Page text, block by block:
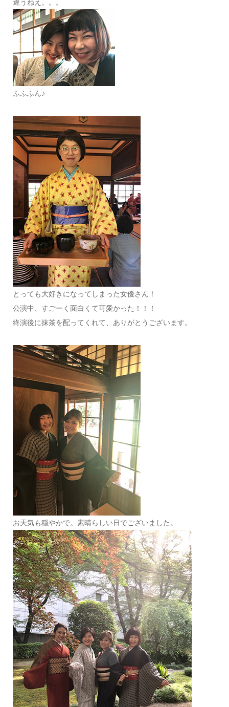
違うねえ。。。
ふふふん♪
とっても大好きになってしまった女優さん！
公演中、すごーく面白くて可愛かった！！！
終演後に抹茶を配ってくれて、ありがとうございます。
お天気も穏やかで。素晴らしい日でございました。